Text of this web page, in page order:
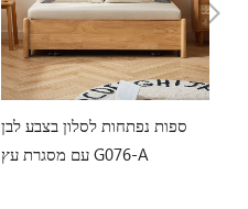
ספות נפתחות לסלון בצבע לבן
עם מסגרת עץ G076-A